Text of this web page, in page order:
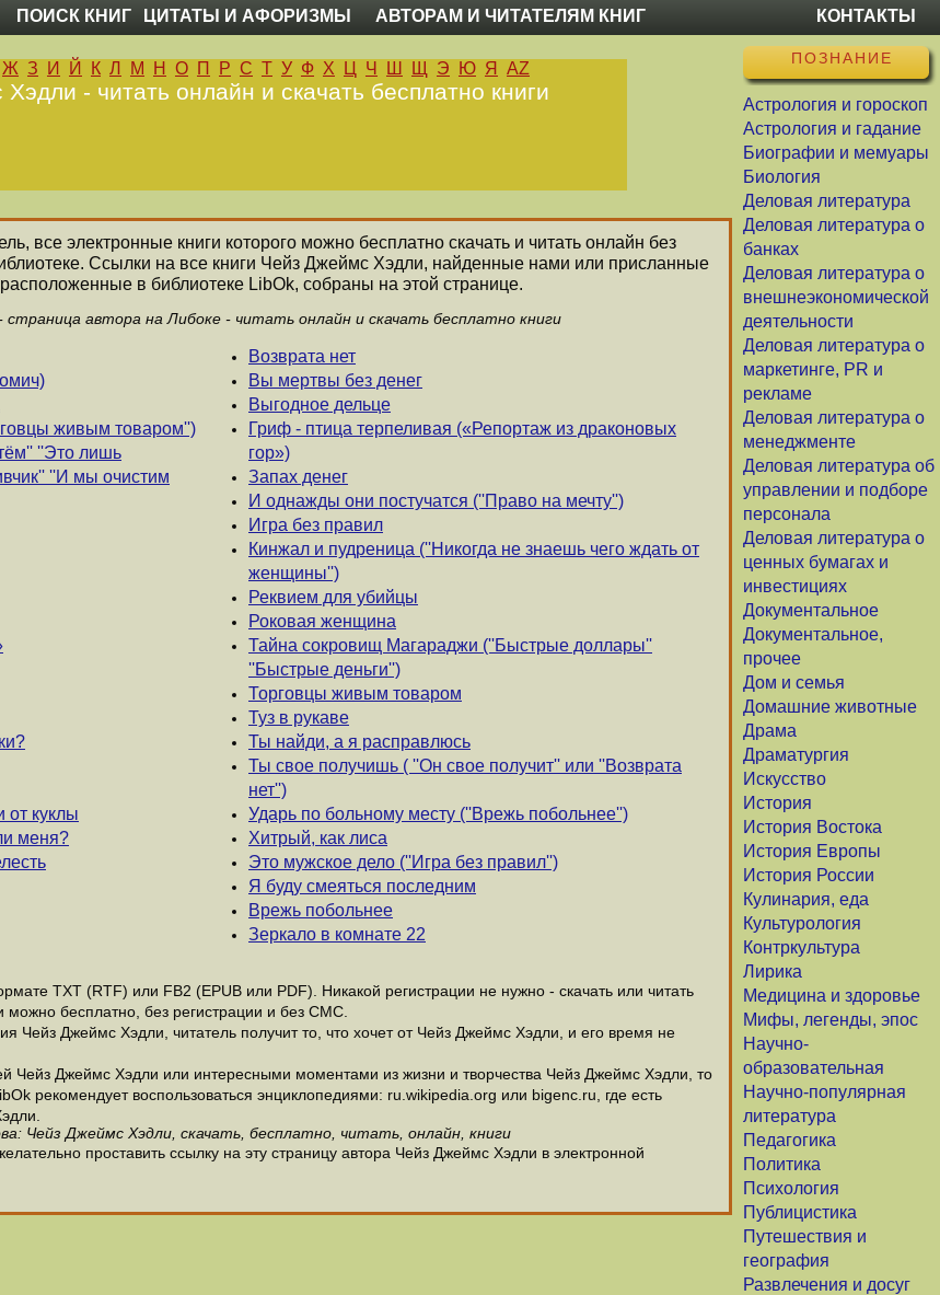
ПОИСК КНИГ ЦИТАТЫ И АФОРИЗМЫ АВТОРАМ И ЧИТАТЕЛЯМ КНИГ КОНТАКТЫ
ПОЗНАНИЕ
Астрология и гороскоп
Астрология и гадание
Биографии и мемуары
Биология
Деловая литература
Деловая литература о
банках
Деловая литература о
внешнеэкономической
деятельности
Деловая литература о
маркетинге, PR и
рекламе
Деловая литература о
менеджменте
Деловая литература об
управлении и подборе
персонала
Деловая литература о
ценных бумагах и
инвестициях
Документальное
Документальное,
прочее
Дом и семья
Домашние животные
Драма
Драматургия
Искусство
История
История Востока
История Европы
История России
Кулинария, еда
Культурология
Контркультура
Лирика
Медицина и здоровье
Мифы, легенды, эпос
Научно-
образовательная
Научно-популярная
литература
Педагогика
Политика
Психология
Публицистика
Путешествия и
география
Развлечения и досуг
Ж З И Й К Л М Н О П Р С Т У Ф Х Ц Ч Ш Щ Э Ю Я AZ
- читать онлайн и скачать бесплатно книги
все электронные книги которого можно бесплатно скачать и читать онлайн без
Ссылки на все книги Чейз Джеймс Хэдли, найденные нами или присланные
в библиотеке LibOk, собраны на этой странице.
страница автора на Либоке - читать онлайн и скачать бесплатно книги
живым товаром'')
''Это лишь
''И мы очистим
от куклы
меня?
Возврата нет
Вы мертвы без денег
Выгодное дельце
Гриф - птица терпеливая («Репортаж из драконовых
гор»)
Запах денег
И однажды они постучатся (''Право на мечту'')
Игра без правил
Кинжал и пудреница (''Никогда не знаешь чего ждать от
женщины'')
Реквием для убийцы
Роковая женщина
Тайна сокровищ Магараджи (''Быстрые доллары''
''Быстрые деньги'')
Торговцы живым товаром
Туз в рукаве
Ты найди, а я расправлюсь
Ты свое получишь ( ''Он свое получит'' или ''Возврата
нет'')
Ударь по больному месту (''Врежь побольнее'')
Хитрый, как лиса
Это мужское дело (''Игра без правил'')
Я буду смеяться последним
Врежь побольнее
Зеркало в комнате 22
ТХТ (RTF) или FB2 (EPUB или PDF). Никакой регистрации не нужно - скачать или читать
можно бесплатно, без регистрации и без СМС.
Чейз Джеймс Хэдли, читатель получит то, что хочет от Чейз Джеймс Хэдли, и его время не
Чейз Джеймс Хэдли или интересными моментами из жизни и творчества Чейз Джеймс Хэдли, то
рекомендует воспользоваться энциклопедиями: ru.wikipedia.org или bigenc.ru, где есть
Чейз Джеймс Хэдли, скачать, бесплатно, читать, онлайн, книги
проставить ссылку на эту страницу автора Чейз Джеймс Хэдли в электронной